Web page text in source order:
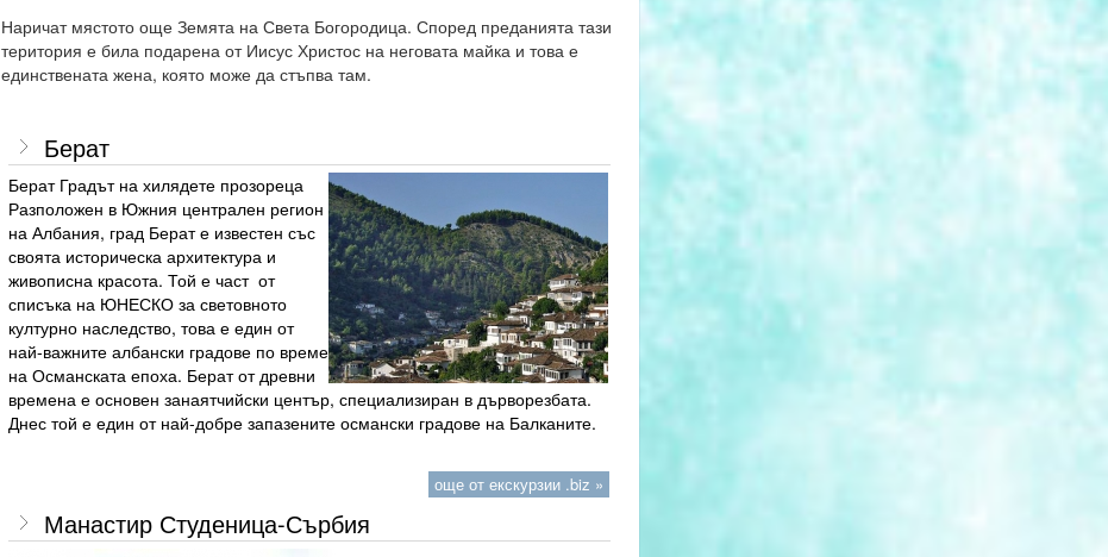
Наричат мястото още Земята на Света Богородица. Според преданията тази
територия е била подарена от Иисус Христос на неговата майка и това е
единствената жена, която може да стъпва там.
Берат
Берат Градът на хилядете прозореца
Разположен в Южния централен регион
на Албания, град Берат е известен със
своята историческа архитектура и
живописна красота. Той е част от
списъка на ЮНЕСКО за световното
културно наследство, това е един от
най-важните албански градове по време
на Османската епоха. Берат от древни
времена е основен занаятчийски център, специализиран в дърворезбата.
Днес той е един от най-добре запазените османски градове на Балканите.
още от екскурзии .biz »
Манастир Студеница-Сърбия